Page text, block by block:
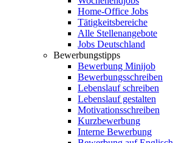
Home-Office Jobs
Tätigkeitsbereiche
Alle Stellenangebote
Jobs Deutschland
Bewerbungstipps
Bewerbung Minijob
Bewerbungsschreiben
Lebenslauf schreiben
Lebenslauf gestalten
Motivationsschreiben
Kurzbewerbung
Interne Bewerbung